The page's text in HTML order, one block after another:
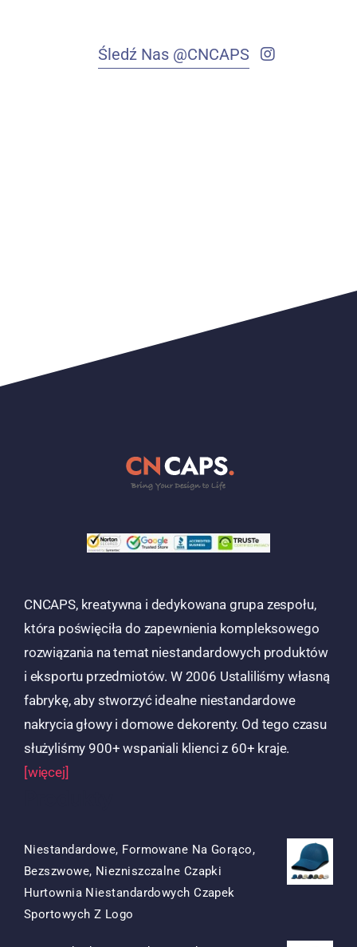
Śledź Nas @CNCAPS
CNCAPS, kreatywna i dedykowana grupa zespołu,
która poświęciła do zapewnienia kompleksowego
rozwiązania na temat niestandardowych produktów
i eksportu przedmiotów. W 2006 Ustaliliśmy własną
fabrykę, aby stworzyć idealne niestandardowe
nakrycia głowy i domowe dekorenty. Od tego czasu
służyliśmy 900+ wspaniali klienci z 60+ kraje.
[więcej]
Niestandardowe, Formowane Na Gorąco,
Bezszwowe, Niezniszczalne Czapki
Hurtownia Niestandardowych Czapek
Sportowych Z Logo